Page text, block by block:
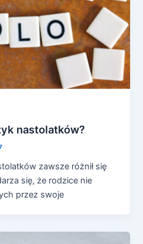
nastolatków?
zawsze różnił się
się, że rodzice nie
przez swoje